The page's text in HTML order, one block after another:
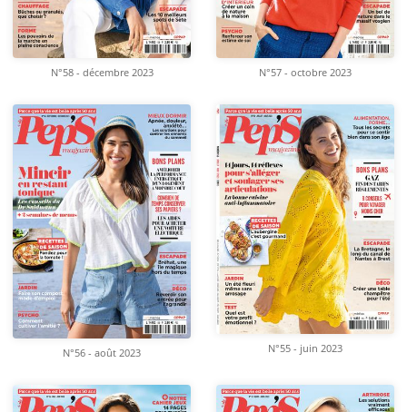
N°58 - décembre 2023 N°57 - octobre 2023
N°56 - août 2023 N°55 - juin 2023